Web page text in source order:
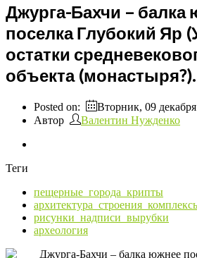
Джурга-Бахчи – балка
поселка Глубокий Яр
остатки
объекта
Posted on:
Вторник, 09
Автор
Валентин Нужденко
Теги
пещерные_города_крипты
рисунки_надписи_вырубки
археология